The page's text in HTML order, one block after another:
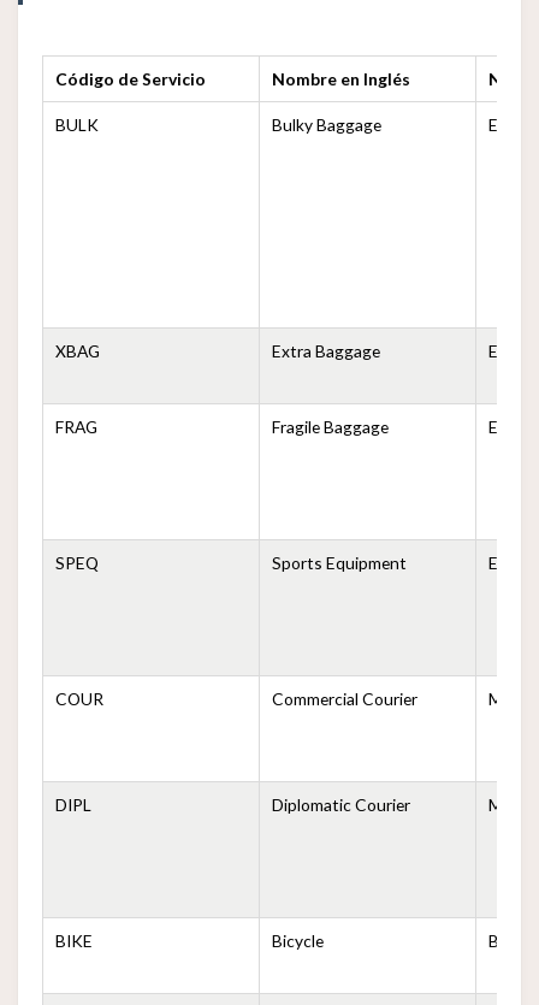
Código de Servicio Nombre en Inglés
BULK Bulky Baggage
XBAG Extra Baggage
FRAG Fragile Baggage
SPEQ Sports Equipment
COUR Commercial Courier
DIPL Diplomatic Courier
BIKE Bicycle